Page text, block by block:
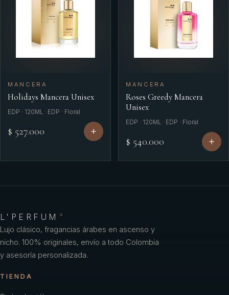
MANCERA
Holidays Mancera Unisex
EDP · 120ML · EDP · Floral
$ 527.000
MANCERA
Roses Greedy Mancera
Unisex
EDP · 120ML · EDP · Floral
$ 540.000
L'PERFUM ®
Lujo clásico, fragancias árabes en ascenso y
nicho. 100% originales, envío a todo Colombia
y asesoría personalizada.
TIENDA